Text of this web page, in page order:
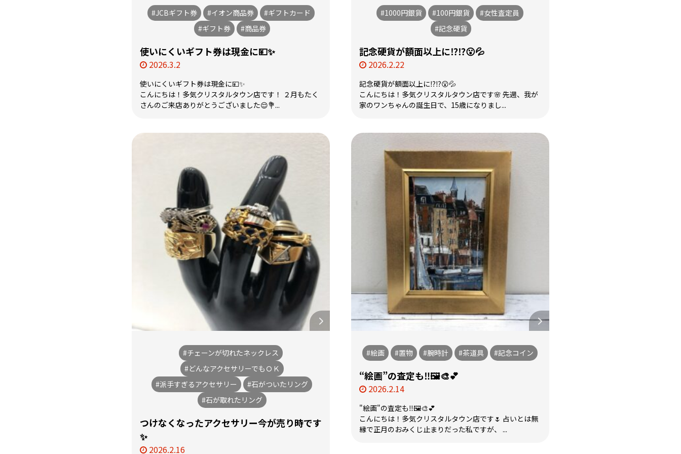
#JCBギフト券 #イオン商品券
#ギフトカード
#ギフト券
#商品券
使いにくいギフト券は現金に💴✨
2026.3.2
使いにくいギフト券は現金に💴✨
こんにちは！多気クリスタルタウン店です！ ２月もたく
さんのご来店ありがとうございました😌💐...
#1000円銀貨 #100円銀貨
#女性査定員
#記念硬貨
記念硬貨が額面以上に⁉️⁉️😮💦
2026.2.22
記念硬貨が額面以上に⁉️⁉️😮💦
こんにちは！多気クリスタルタウン店です🌸 先週、我が
家のワンちゃんの誕生日で、15歳になりまし...
#チェーンが切れたネックレス
#どんなアクセサリーでもＯＫ
#派手すぎるアクセサリー
#石がついたリング
#石が取れたリング
つけなくなったアクセサリー今が売り時です
✨
2026.2.16
#絵画 #置物 #腕時計 #茶道具 #記念コイン
“絵画”の査定も‼️🖼️🎨💕
2026.2.14
"絵画"の査定も‼️🖼️🎨💕
こんにちは！多気クリスタルタウン店です🌷 占いとは無
縁で正月のおみくじ止まりだった私ですが、 ...